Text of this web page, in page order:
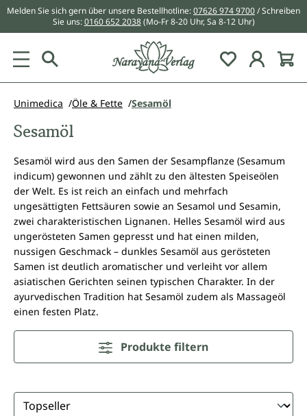
springen
Melden Sie sich gern über unsere Bestellhotline:07626 974 9700/ Schreiben
Sie uns:0160 652 2038 (Mo-Fr 8-20 Uhr, Sa 8-12 Uhr)
Du hast 0
Unimedica Öle & Fette Sesamöl
Sesamöl
Sesamöl wird aus den Samen der Sesampflanze (Sesamum
indicum) gewonnen und zählt zu den ältesten Speiseölen
der Welt. Es ist reich an einfach und mehrfach
ungesättigten Fettsäuren sowie an Sesamol und Sesamin,
zwei charakteristischen Lignanen. Helles Sesamöl wird aus
ungerösteten Samen gepresst und hat einen milden,
nussigen Geschmack – dunkles Sesamöl aus gerösteten
Samen ist deutlich aromatischer und verleiht vor allem
asiatischen Gerichten seinen typischen Charakter. In der
ayurvedischen Tradition hat Sesamöl zudem als Massageöl
einen festen Platz.
Produkte filtern